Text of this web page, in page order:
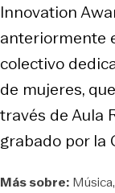
Innovation
anteriormente
colectivo
de mujeres,
través de Aula
grabado por la
Más sobre: Música